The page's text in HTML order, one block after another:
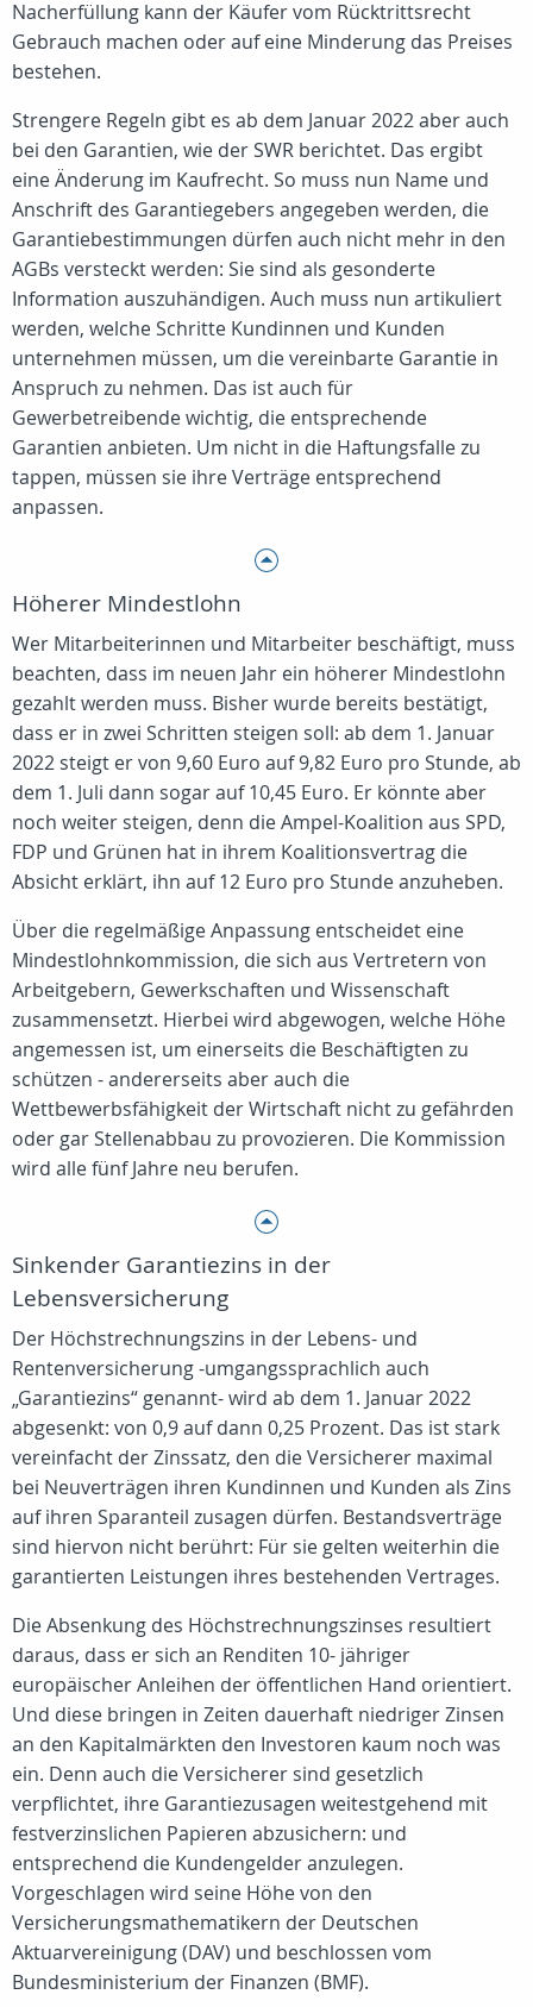
Nacherfüllung kann der Käufer vom Rücktrittsrecht
Gebrauch machen oder auf eine Minderung das Preises
bestehen.
Strengere Regeln gibt es ab dem Januar 2022 aber auch
bei den Garantien, wie der SWR berichtet. Das ergibt
eine Änderung im Kaufrecht. So muss nun Name und
Anschrift des Garantiegebers angegeben werden, die
Garantiebestimmungen dürfen auch nicht mehr in den
AGBs versteckt werden: Sie sind als gesonderte
Information auszuhändigen. Auch muss nun artikuliert
werden, welche Schritte Kundinnen und Kunden
unternehmen müssen, um die vereinbarte Garantie in
Anspruch zu nehmen. Das ist auch für
Gewerbetreibende wichtig, die entsprechende
Garantien anbieten. Um nicht in die Haftungsfalle zu
tappen, müssen sie ihre Verträge entsprechend
anpassen.
Höherer Mindestlohn
Wer Mitarbeiterinnen und Mitarbeiter beschäftigt, muss
beachten, dass im neuen Jahr ein höherer Mindestlohn
gezahlt werden muss. Bisher wurde bereits bestätigt,
dass er in zwei Schritten steigen soll: ab dem 1. Januar
2022 steigt er von 9,60 Euro auf 9,82 Euro pro Stunde, ab
dem 1. Juli dann sogar auf 10,45 Euro. Er könnte aber
noch weiter steigen, denn die Ampel-Koalition aus SPD,
FDP und Grünen hat in ihrem Koalitionsvertrag die
Absicht erklärt, ihn auf 12 Euro pro Stunde anzuheben.
Über die regelmäßige Anpassung entscheidet eine
Mindestlohnkommission, die sich aus Vertretern von
Arbeitgebern, Gewerkschaften und Wissenschaft
zusammensetzt. Hierbei wird abgewogen, welche Höhe
angemessen ist, um einerseits die Beschäftigten zu
schützen - andererseits aber auch die
Wettbewerbsfähigkeit der Wirtschaft nicht zu gefährden
oder gar Stellenabbau zu provozieren. Die Kommission
wird alle fünf Jahre neu berufen.
Sinkender Garantiezins in der
Lebensversicherung
Der Höchstrechnungszins in der Lebens- und
Rentenversicherung -umgangssprachlich auch
„Garantiezins“ genannt- wird ab dem 1. Januar 2022
abgesenkt: von 0,9 auf dann 0,25 Prozent. Das ist stark
vereinfacht der Zinssatz, den die Versicherer maximal
bei Neuverträgen ihren Kundinnen und Kunden als Zins
auf ihren Sparanteil zusagen dürfen. Bestandsverträge
sind hiervon nicht berührt: Für sie gelten weiterhin die
garantierten Leistungen ihres bestehenden Vertrages.
Die Absenkung des Höchstrechnungszinses resultiert
daraus, dass er sich an Renditen 10- jähriger
europäischer Anleihen der öffentlichen Hand orientiert.
Und diese bringen in Zeiten dauerhaft niedriger Zinsen
an den Kapitalmärkten den Investoren kaum noch was
ein. Denn auch die Versicherer sind gesetzlich
verpflichtet, ihre Garantiezusagen weitestgehend mit
festverzinslichen Papieren abzusichern: und
entsprechend die Kundengelder anzulegen.
Vorgeschlagen wird seine Höhe von den
Versicherungsmathematikern der Deutschen
Aktuarvereinigung (DAV) und beschlossen vom
Bundesministerium der Finanzen (BMF).